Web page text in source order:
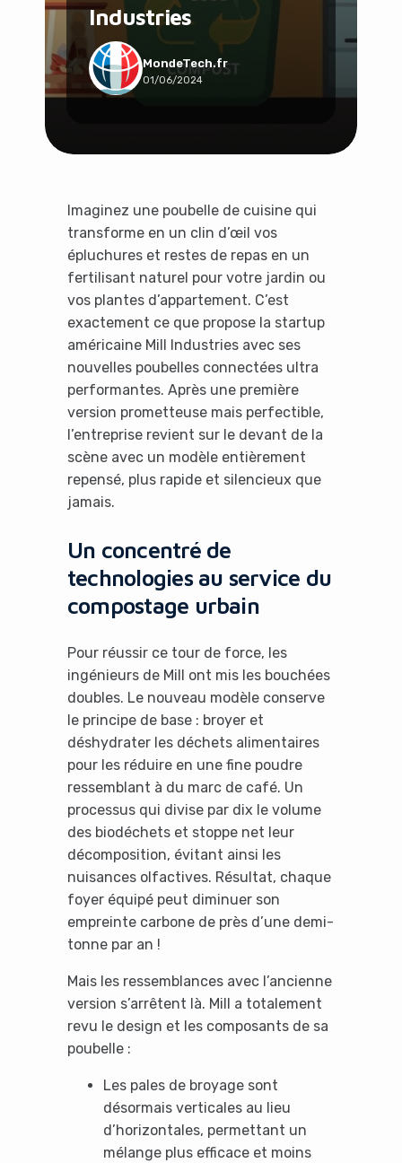
Industries
MondeTech.fr
01/06/2024
Imaginez une poubelle de cuisine qui
transforme en un clin d’œil vos
épluchures et restes de repas en un
fertilisant naturel pour votre jardin ou
vos plantes d’appartement. C’est
exactement ce que propose la startup
américaine Mill Industries avec ses
nouvelles poubelles connectées ultra
performantes. Après une première
version prometteuse mais perfectible,
l’entreprise revient sur le devant de la
scène avec un modèle entièrement
repensé, plus rapide et silencieux que
jamais.
Un concentré de
technologies au service du
compostage urbain
Pour réussir ce tour de force, les
ingénieurs de Mill ont mis les bouchées
doubles. Le nouveau modèle conserve
le principe de base : broyer et
déshydrater les déchets alimentaires
pour les réduire en une fine poudre
ressemblant à du marc de café. Un
processus qui divise par dix le volume
des biodéchets et stoppe net leur
décomposition, évitant ainsi les
nuisances olfactives. Résultat, chaque
foyer équipé peut diminuer son
empreinte carbone de près d’une demi-
tonne par an !
Mais les ressemblances avec l’ancienne
version s’arrêtent là. Mill a totalement
revu le design et les composants de sa
poubelle :
Les pales de broyage sont
désormais verticales au lieu
d’horizontales, permettant un
mélange plus efficace et moins
Social & Communauté
Tech & Développement
Travail & Productivité
Voyage